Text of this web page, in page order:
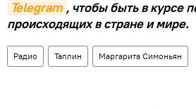
Telegram , чтобы быть в курсе
происходящих в стране и мире.
Радио Таллин Маргарита Симоньян